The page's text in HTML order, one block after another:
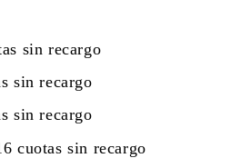
sin recargo
sin recargo
sin recargo
cuotas sin recargo